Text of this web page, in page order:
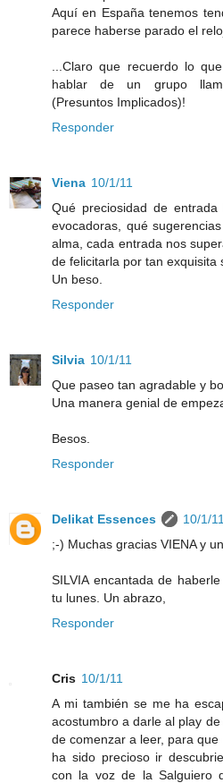
Aquí en España tenemos
parece haberse parado el
...Claro que recuerdo lo
hablar de un grupo
(Presuntos Implicados)!
Responder
Viena 10/1/11
Qué preciosidad de
evocadoras, qué
alma, cada entrada nos
de felicitarla por tan exquisita
Un beso.
Responder
Silvia 10/1/11
Que paseo tan agradable y
Una manera genial de
Besos.
Responder
Delikat Essences
10/1/11
;-) Muchas gracias VIENA y
SILVIA encantada de
tu lunes. Un abrazo,
Responder
Cris 10/1/11
A mi también se me ha
acostumbro a darle al play
de comenzar a leer, para
ha sido precioso ir
con la voz de la Salguiero